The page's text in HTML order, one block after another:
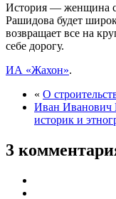
История — женщина
Рашидова будет
возвращает все на
себе дорогу.
ИА «Жахон».
« О
Иван Иванович
историк и
3